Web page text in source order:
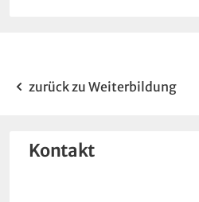
zurück zu Weiterbildung
Kontakt